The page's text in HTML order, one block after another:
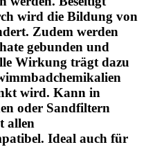
wird die Bildung von
Zudem werden
gebunden und
Wirkung trägt dazu
wird. Kann in
oder Sandfiltern
allen
Ideal auch für